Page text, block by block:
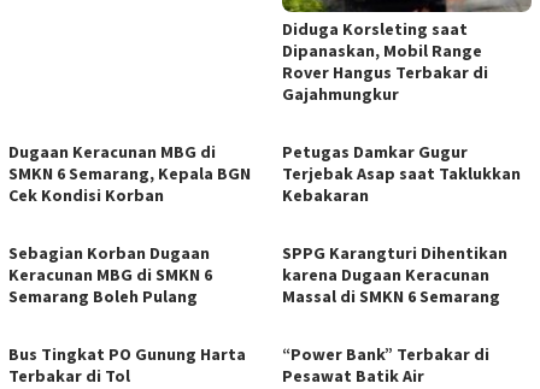
Diduga Korsleting saat
Dipanaskan, Mobil Range
Rover Hangus Terbakar di
Gajahmungkur
Dugaan Keracunan MBG di
SMKN 6 Semarang, Kepala BGN
Cek Kondisi Korban
Petugas Damkar Gugur
Terjebak Asap saat Taklukkan
Kebakaran
Sebagian Korban Dugaan
Keracunan MBG di SMKN 6
Semarang Boleh Pulang
SPPG Karangturi Dihentikan
karena Dugaan Keracunan
Massal di SMKN 6 Semarang
Bus Tingkat PO Gunung Harta
Terbakar di Tol
“Power Bank” Terbakar di
Pesawat Batik Air